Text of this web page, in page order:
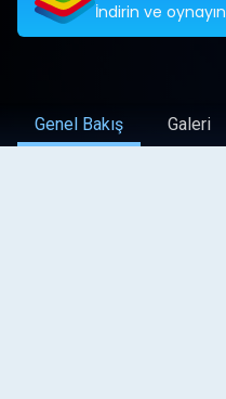
İndirin ve oynayın
Genel Bakış Galeri